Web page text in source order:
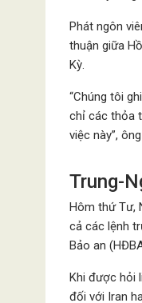
Phát ngôn
thuận giữa
Kỳ.
“Chúng tôi
chỉ các thỏa
việc này”,
Trung-
Hôm thứ Tư,
cả các lệnh
Bảo an
Khi được hỏi
đối với Iran